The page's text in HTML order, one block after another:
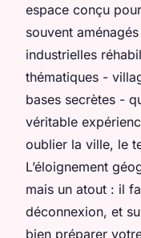
espace conçu
souvent
industrielles
thématiques -
bases secrètes -
véritable
oublier la ville, le
L’éloignement
mais un atout : il
déconnexion, et
bien préparer